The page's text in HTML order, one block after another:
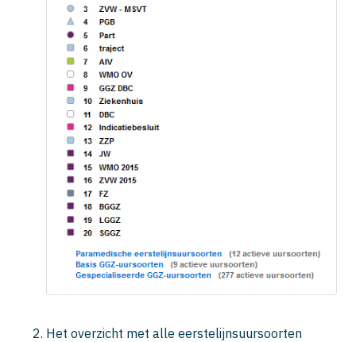
Het overzicht met alle eerstelijnsuursoorten